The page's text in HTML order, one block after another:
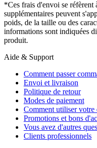
*Ces frais d'envoi se réfèrent
supplémentaires peuvent
poids, de la taille ou des
informations sont indiquées
produit.
Aide & Support
Comment passer
Envoi et livraison
Politique de retour
Modes de paiement
Comment utiliser votre
Promotions et bons
Vous avez d'autres
Clients professionnels